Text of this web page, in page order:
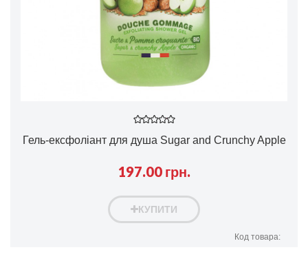
Гель-ексфоліант для душа Sugar and Crunchy Apple
197.00 грн.
КУПИТИ
Код товара: